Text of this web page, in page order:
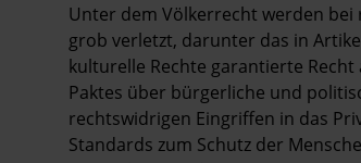
Hintergrund
Unter dem Völkerrecht werden
grob verletzt, darunter das in
kulturelle Rechte garantierte
Paktes über bürgerliche und
rechtswidrigen Eingriffen in das
Standards zum Schutz der